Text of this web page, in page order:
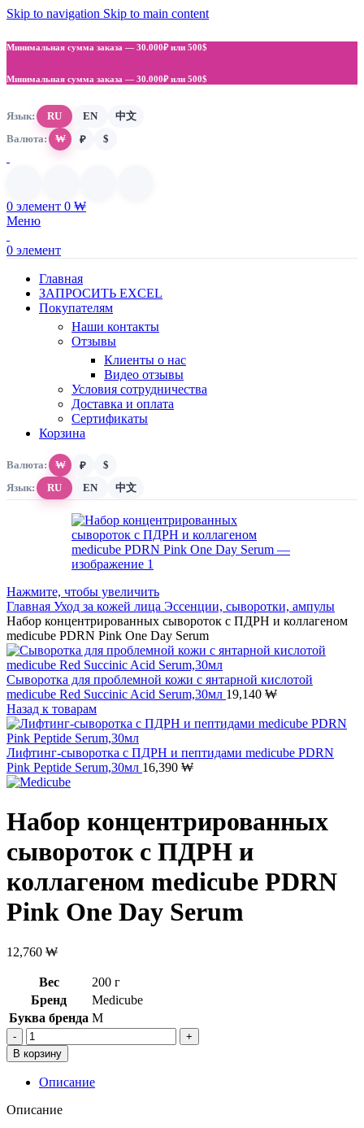
Skip to navigation Skip to main content
Минимальная сумма заказа — 30.000₽ или 500$
Минимальная сумма заказа — 30.000₽ или 500$
Язык: RU EN
中文
Валюта:
₩ ₽ $
0 элемент 0 ₩
Меню
0 элемент
Главная
ЗАПРОСИТЬ EXCEL
Покупателям
Наши контакты
Отзывы
Клиенты о нас
Видео отзывы
Условия сотрудничества
Доставка и оплата
Сертификаты
Корзина
Валюта: ₩ ₽
$
Язык:
RU EN 中文
Нажмите, чтобы увеличить
Главная Уход за кожей лица Эссенции, сыворотки, ампулы
Набор концентрированных сывороток с ПДРН и коллагеном
medicube PDRN Pink One Day Serum
Сыворотка для проблемной кожи с янтарной кислотой
medicube Red Succinic Acid Serum,30мл 19,140 ₩
Назад к товарам
Лифтинг-сыворотка с ПДРН и пептидами medicube PDRN
Pink Peptide Serum,30мл 16,390 ₩
Набор концентрированных
сывороток с ПДРН и
коллагеном medicube PDRN
Pink One Day Serum
12,760 ₩
Вес
200 г
Бренд
Medicube
Буква бренда M
Количество
товара
Набор
концентрированных
сывороток
с
В корзину
Описание
Описание